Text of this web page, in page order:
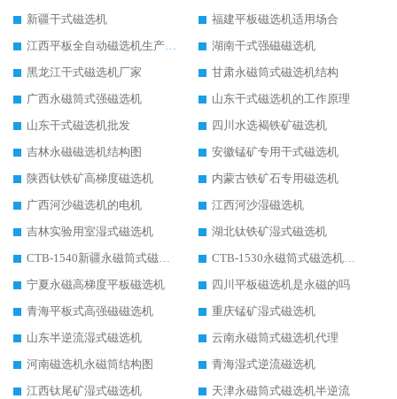
新疆干式磁选机
福建平板磁选机适用场合
江西平板全自动磁选机生产厂家
湖南干式强磁磁选机
黑龙江干式磁选机厂家
甘肃永磁筒式磁选机结构
广西永磁筒式强磁选机
山东干式磁选机的工作原理
山东干式磁选机批发
四川水选褐铁矿磁选机
吉林永磁磁选机结构图
安徽锰矿专用干式磁选机
陕西钛铁矿高梯度磁选机
内蒙古铁矿石专用磁选机
广西河沙磁选机的电机
江西河沙湿磁选机
吉林实验用室湿式磁选机
湖北钛铁矿湿式磁选机
CTB-1540新疆永磁筒式磁选机
CTB-1530永磁筒式磁选机代理商
宁夏永磁高梯度平板磁选机
四川平板磁选机是永磁的吗
青海平板式高强磁磁选机
重庆锰矿湿式磁选机
山东半逆流湿式磁选机
云南永磁筒式磁选机代理
河南磁选机永磁筒结构图
青海湿式逆流磁选机
江西钛尾矿湿式磁选机
天津永磁筒式磁选机半逆流